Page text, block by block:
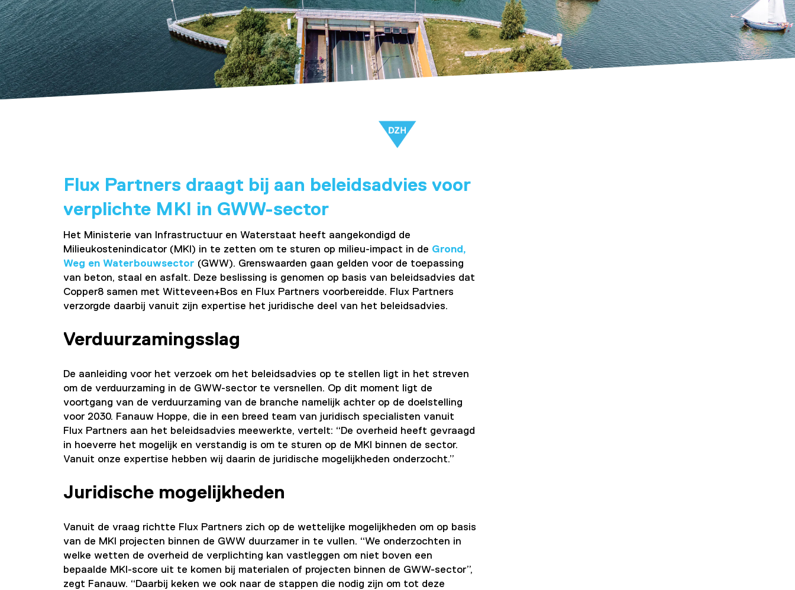
Flux Partners draagt bij aan beleidsadvies voor
verplichte MKI in GWW-sector
Het Ministerie van Infrastructuur en Waterstaat heeft aangekondigd de
Milieukostenindicator (MKI) in te zetten om te sturen op milieu-impact in de Grond,
Weg en Waterbouwsector (GWW). Grenswaarden gaan gelden voor de toepassing
van beton, staal en asfalt. Deze beslissing is genomen op basis van beleidsadvies dat
Copper8 samen met Witteveen+Bos en Flux Partners voorbereidde. Flux Partners
verzorgde daarbij vanuit zijn expertise het juridische deel van het beleidsadvies.
Verduurzamingsslag
De aanleiding voor het verzoek om het beleidsadvies op te stellen ligt in het streven
om de verduurzaming in de GWW-sector te versnellen. Op dit moment ligt de
voortgang van de verduurzaming van de branche namelijk achter op de doelstelling
voor 2030. Fanauw Hoppe, die in een breed team van juridisch specialisten vanuit
Flux Partners aan het beleidsadvies meewerkte, vertelt: “De overheid heeft gevraagd
in hoeverre het mogelijk en verstandig is om te sturen op de MKI binnen de sector.
Vanuit onze expertise hebben wij daarin de juridische mogelijkheden onderzocht.”
Juridische mogelijkheden
Vanuit de vraag richtte Flux Partners zich op de wettelijke mogelijkheden om op basis
van de MKI projecten binnen de GWW duurzamer in te vullen. “We onderzochten in
welke wetten de overheid de verplichting kan vastleggen om niet boven een
bepaalde MKI-score uit te komen bij materialen of projecten binnen de GWW-sector”,
zegt Fanauw. “Daarbij keken we ook naar de stappen die nodig zijn om tot deze